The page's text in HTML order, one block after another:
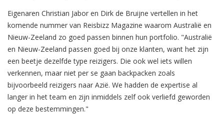
Eigenaren Christian Jabor en Dirk de Bruijne vertellen in het
komende nummer van Reisbizz Magazine waarom Australië en
Nieuw-Zeeland zo goed passen binnen hun portfolio. "Australië
en Nieuw-Zeeland passen goed bij onze klanten, want het zijn
een beetje dezelfde type reizigers. Die ook wel iets willen
verkennen, maar niet per se gaan backpacken zoals
bijvoorbeeld reizigers naar Azië. We hadden de expertise al
langer in het team en zijn inmiddels zelf ook verliefd geworden
op deze bestemmingen."